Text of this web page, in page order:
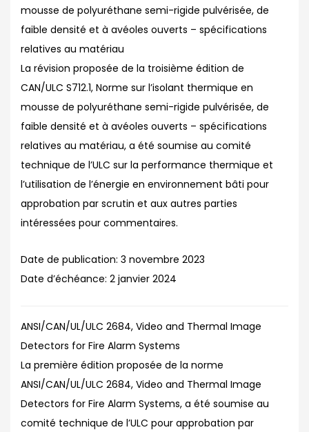
mousse de polyuréthane semi-rigide pulvérisée, de
faible densité et à avéoles ouverts – spécifications
relatives au matériau
La révision proposée de la troisième édition de
CAN/ULC S712.1, Norme sur l’isolant thermique en
mousse de polyuréthane semi-rigide pulvérisée, de
faible densité et à avéoles ouverts – spécifications
relatives au matériau, a été soumise au comité
technique de l’ULC sur la performance thermique et
l’utilisation de l’énergie en environnement bâti pour
approbation par scrutin et aux autres parties
intéressées pour commentaires.
Date de publication: 3 novembre 2023
Date d’échéance: 2 janvier 2024
ANSI/CAN/UL/ULC 2684, Video and Thermal Image
Detectors for Fire Alarm Systems
La première édition proposée de la norme
ANSI/CAN/UL/ULC 2684, Video and Thermal Image
Detectors for Fire Alarm Systems, a été soumise au
comité technique de l’ULC pour approbation par